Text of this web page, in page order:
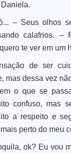
– Seus olhos
calafrios. –
te ver em um
de ser
mas dessa vez
o que se
confuso, mas
a respeito e
perto do meu
ok? Eu vou